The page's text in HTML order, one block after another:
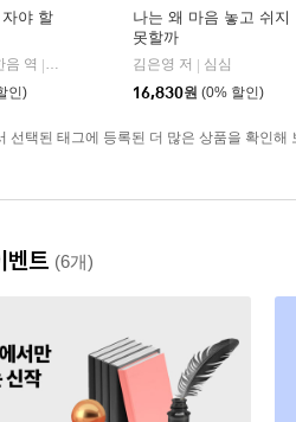
야 할
음 역 |
인)
나는 왜 마음 놓고 쉬지
못할까
김은영 저 | 심심
16,830원 (0% 할인)
선택된 태그에 등록된 더 많은 상품을 확인해
벤트 (6개)